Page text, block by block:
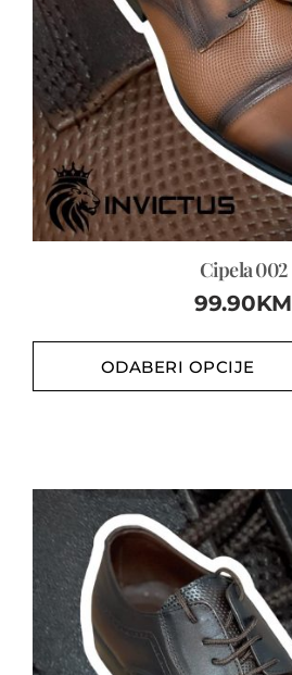
Cipela 002
99.90KM
ODABERI OPCIJE